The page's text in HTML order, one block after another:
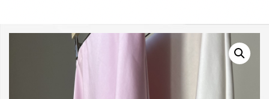
-25 % a webshopban! Kupon: summer25